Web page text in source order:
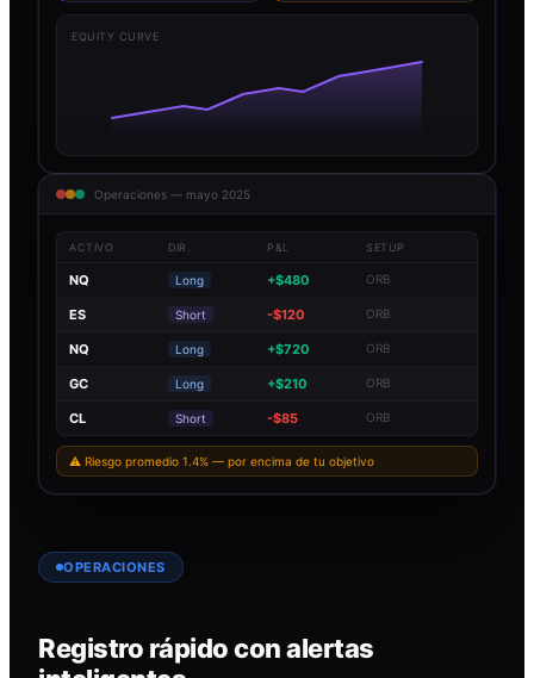
EQUITY CURVE
Operaciones — mayo 2025
ACTIVO DIR. P&L SETUP
NQ Long +$480 ORB
ES Short -$120 ORB
NQ Long +$720 ORB
GC Long +$210 ORB
CL Short -$85 ORB
⚠ Riesgo promedio 1.4% — por encima de tu objetivo
OPERACIONES
Registro rápido con alertas